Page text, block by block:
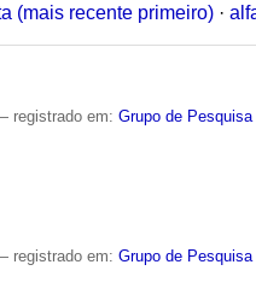
(mais recente primeiro) ·
registrado em:Grupo de
registrado em:Grupo de